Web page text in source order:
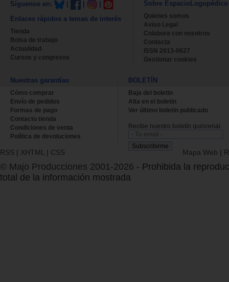
Síguenos en:
Enlaces rápidos a temas de interés
Tienda
Bolsa de trabajo
Actualidad
Cursos y congresos
Sobre EspacioLogopédico
Quienes somos
Aviso Legal
Colabora con nosotros
Contacta
ISSN 2013-0627
Gestionar cookies
Nuestras garantías
Cómo comprar
Envío de pedidos
Formas de pago
Contacto tienda
Condiciones de venta
Política de devoluciones
BOLETÍN
Baja del boletin
Alta en el boletin
Ver último boletin publicado
Recibe nuestro boletín quincenal.
RSS | XHTML | CSS Mapa Web |
© Majo Producciones 2001-2026 - Prohibida la
total de la información mostrada